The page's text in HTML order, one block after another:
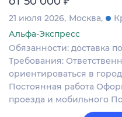
21 июля 2026 Москва
Альфа-Экспресс
Обязанности: доставка
Требования:
ориентироваться в
Постоянная работа
проезда и мобильного